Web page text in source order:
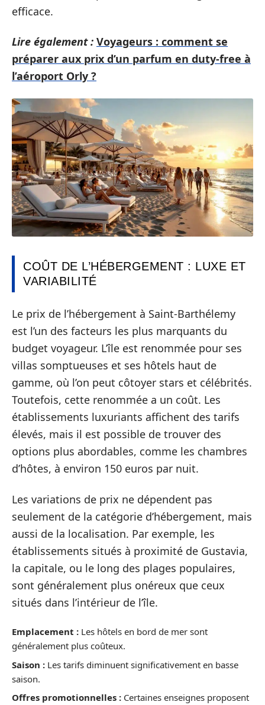
efficace.
Lire également : Voyageurs : comment se
préparer aux prix d’un parfum en duty-free à
l’aéroport Orly ?
COÛT DE L’HÉBERGEMENT : LUXE ET
VARIABILITÉ
Le prix de l’hébergement à Saint-Barthélemy
est l’un des facteurs les plus marquants du
budget voyageur. L’île est renommée pour ses
villas somptueuses et ses hôtels haut de
gamme, où l’on peut côtoyer stars et célébrités.
Toutefois, cette renommée a un coût. Les
établissements luxuriants affichent des tarifs
élevés, mais il est possible de trouver des
options plus abordables, comme les chambres
d’hôtes, à environ 150 euros par nuit.
Les variations de prix ne dépendent pas
seulement de la catégorie d’hébergement, mais
aussi de la localisation. Par exemple, les
établissements situés à proximité de Gustavia,
la capitale, ou le long des plages populaires,
sont généralement plus onéreux que ceux
situés dans l’intérieur de l’île.
Emplacement : Les hôtels en bord de mer sont
généralement plus coûteux.
Saison : Les tarifs diminuent significativement en basse
saison.
Offres promotionnelles : Certaines enseignes proposent